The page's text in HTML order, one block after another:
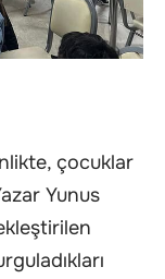
çocuklar
Yunus